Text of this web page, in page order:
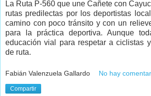
La Ruta P-560 que une Cañete con
rutas predilectas por los deportistas
camino con poco tránsito y con un
para la práctica deportiva. Aunque
educación vial para respetar a ciclistas
de ruta.
Fabián Valenzuela Gallardo No hay
Compartir